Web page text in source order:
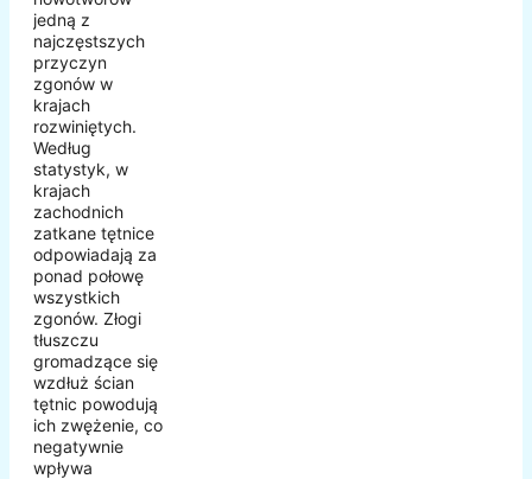
jedną z
najczęstszych
przyczyn
zgonów w
krajach
rozwiniętych.
Według
statystyk, w
krajach
zachodnich
zatkane tętnice
odpowiadają za
ponad połowę
wszystkich
zgonów. Złogi
tłuszczu
gromadzące się
wzdłuż ścian
tętnic powodują
ich zwężenie, co
negatywnie
wpływa